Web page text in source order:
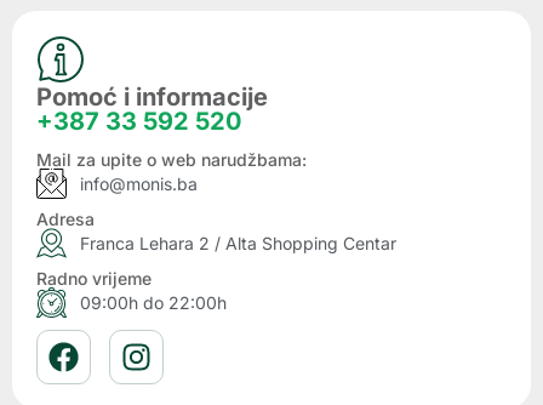
Pomoć i informacije
+387 33 592 520
Mail za upite o web narudžbama:
info@monis.ba
Adresa
Franca Lehara 2 / Alta Shopping Centar
Radno vrijeme
09:00h do 22:00h